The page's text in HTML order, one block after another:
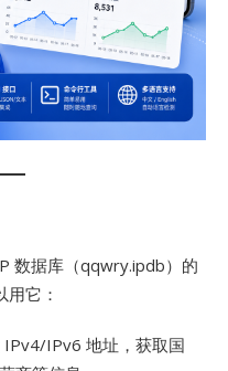
数据库（qqwry.ipdb）的
它：
IPv6 地址，获取国